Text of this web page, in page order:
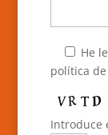
He
política
Introduce